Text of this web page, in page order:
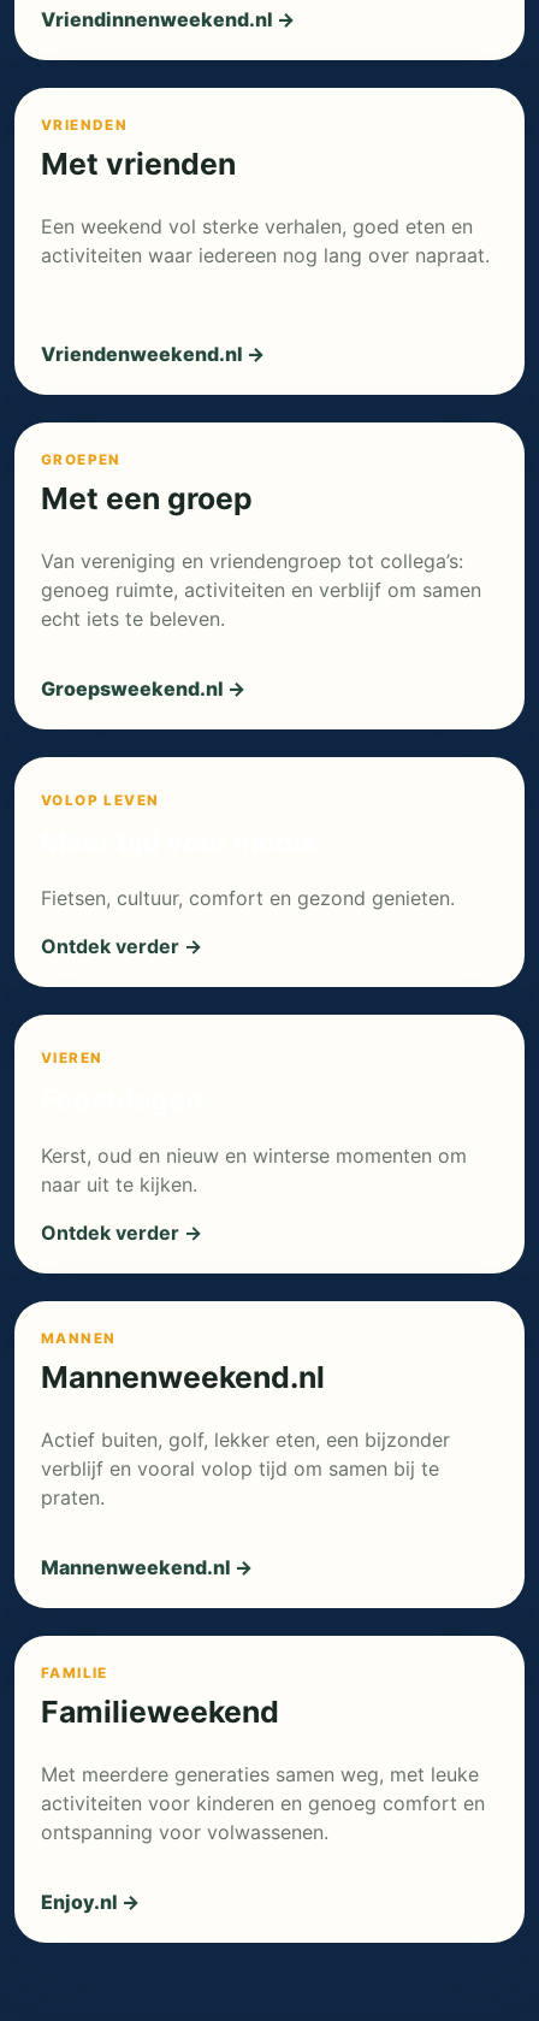
Vriendinnenweekend.nl →
VRIENDEN
Met vrienden
Een weekend vol sterke verhalen, goed eten en
activiteiten waar iedereen nog lang over napraat.
Vriendenweekend.nl →
GROEPEN
Met een groep
Van vereniging en vriendengroep tot collega’s:
genoeg ruimte, activiteiten en verblijf om samen
echt iets te beleven.
Groepsweekend.nl →
VOLOP LEVEN
Fietsen, cultuur, comfort en gezond genieten.
Ontdek verder →
VIEREN
Kerst, oud en nieuw en winterse momenten om
naar uit te kijken.
Ontdek verder →
MANNEN
Mannenweekend.nl
Actief buiten, golf, lekker eten, een bijzonder
verblijf en vooral volop tijd om samen bij te
praten.
Mannenweekend.nl →
FAMILIE
Familieweekend
Met meerdere generaties samen weg, met leuke
activiteiten voor kinderen en genoeg comfort en
ontspanning voor volwassenen.
Enjoy.nl →